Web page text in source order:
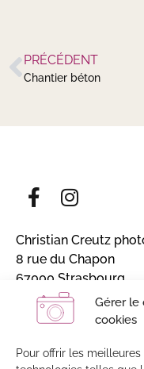
Gérer le
cookies
Pour offrir les
PRÉCÉDENT
Chantier béton
Christian Creutz
8 rue du Chapon
67000 Strasbourg
Alsace, France
Sans engagement /